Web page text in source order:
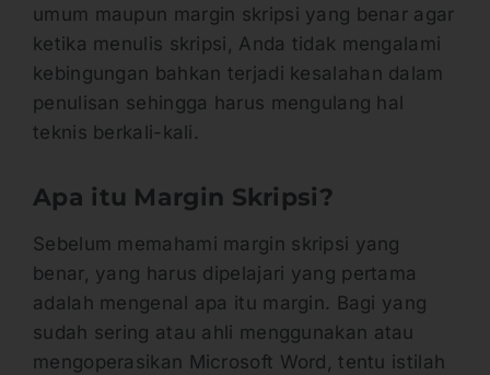
umum maupun margin skripsi yang benar agar
ketika menulis skripsi, Anda tidak mengalami
kebingungan bahkan terjadi kesalahan dalam
penulisan sehingga harus mengulang hal
teknis berkali-kali.
Apa itu Margin Skripsi?
Sebelum memahami margin skripsi yang
benar, yang harus dipelajari yang pertama
adalah mengenal apa itu margin. Bagi yang
sudah sering atau ahli menggunakan atau
mengoperasikan Microsoft Word, tentu istilah